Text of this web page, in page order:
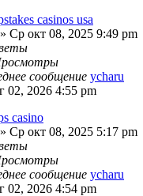
casinos usa
» Ср окт 08, 2025 9:49 pm
сообщение ycharu
02, 2026 4:55 pm
casino
» Ср окт 08, 2025 5:17 pm
сообщение ycharu
02, 2026 4:54 pm